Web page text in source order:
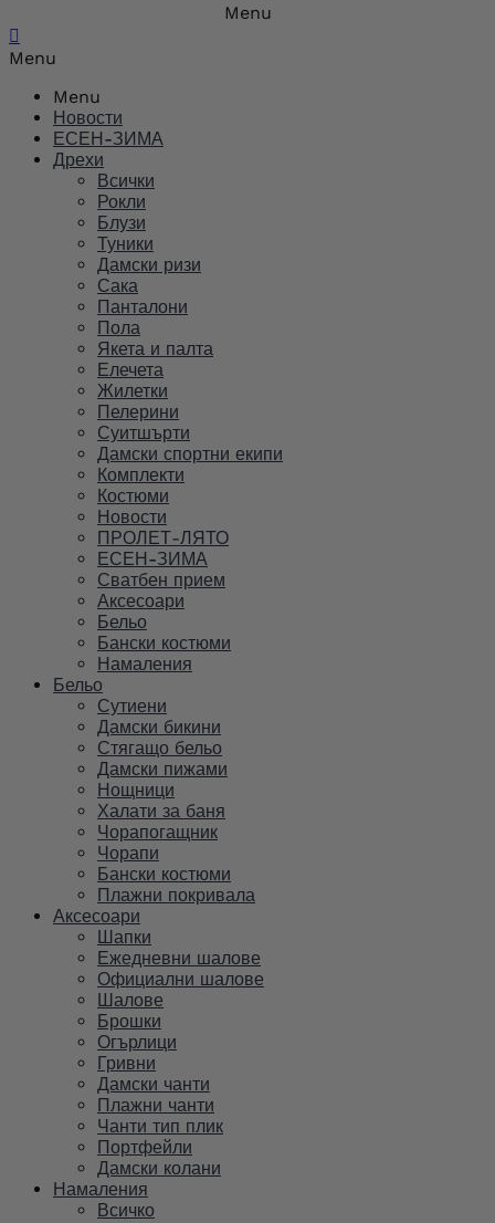
Menu

Menu
Menu
Новости
ЕСЕН-ЗИМА
Дрехи
Всички
Рокли
Блузи
Туники
Дамски ризи
Сака
Панталони
Пола
Якета и палта
Елечета
Жилетки
Пелерини
Суитшърти
Дамски спортни екипи
Комплекти
Костюми
Новости
ПРОЛЕТ-ЛЯТО
ЕСЕН-ЗИМА
Сватбен прием
Аксесоари
Бельо
Бански костюми
Намаления
Бельо
Сутиени
Дамски бикини
Стягащо бельо
Дамски пижами
Нощници
Халати за баня
Чорапогащник
Чорапи
Бански костюми
Плажни покривала
Аксесоари
Шапки
Ежедневни шалове
Официални шалове
Шалове
Брошки
Огърлици
Гривни
Дамски чанти
Плажни чанти
Чанти тип плик
Портфейли
Дамски колани
Намаления
Всичко